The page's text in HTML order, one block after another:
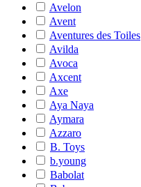
Avelon
Avent
Aventures des Toiles
Avilda
Avoca
Axcent
Axe
Aya Naya
Aymara
Azzaro
B. Toys
b.young
Babolat